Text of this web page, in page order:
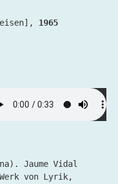
1965
Jaume Vidal
von Lyrik,